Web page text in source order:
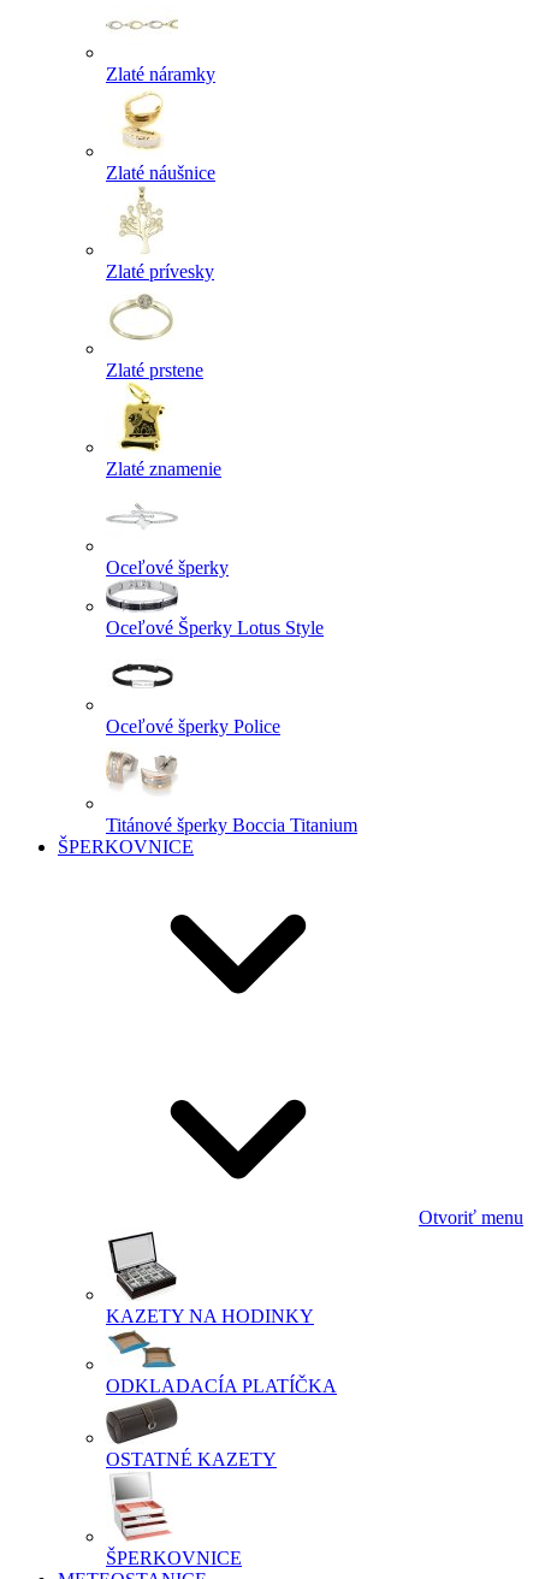
Zlaté náramky
Zlaté náušnice
Zlaté prívesky
Zlaté prstene
Zlaté znamenie
Oceľové šperky
Oceľové Šperky Lotus Style
Oceľové šperky Police
Titánové šperky Boccia Titanium
ŠPERKOVNICE
Otvoriť menu
KAZETY NA HODINKY
ODKLADACÍA PLATÍČKA
OSTATNÉ KAZETY
ŠPERKOVNICE